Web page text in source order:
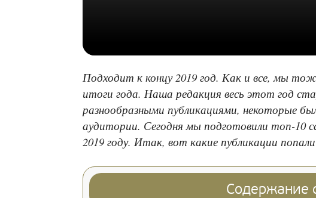
Подходит к концу 2019 год. Как и все, мы
итоги года. Наша редакция весь этот год
разнообразными публикациями, некоторые
аудитории. Сегодня мы подготовили топ-10
2019 году. Итак, вот какие публикации
Содержание